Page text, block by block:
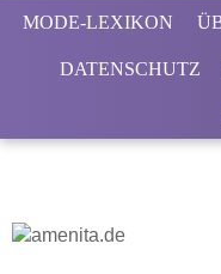
MODE-LEXIKON
DATENSCHUTZ